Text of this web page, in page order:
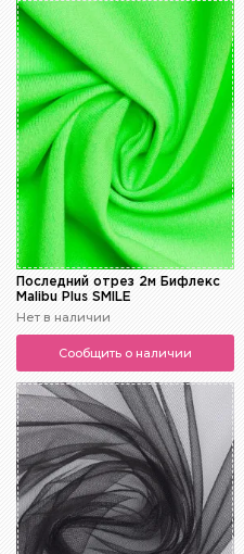
Последний отрез 2м Бифлекс
Malibu Plus SMILE
Нет в наличии
Сообщить о наличии